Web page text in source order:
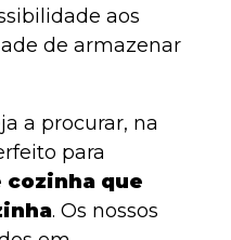
aos
de armazenar
a procurar, na
para
cozinha que
. Os nossos